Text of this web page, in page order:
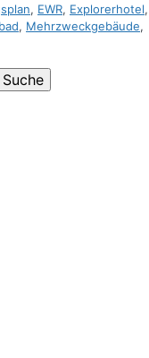
, EWR, Explorerhotel,
, Mehrzweckgebäude,